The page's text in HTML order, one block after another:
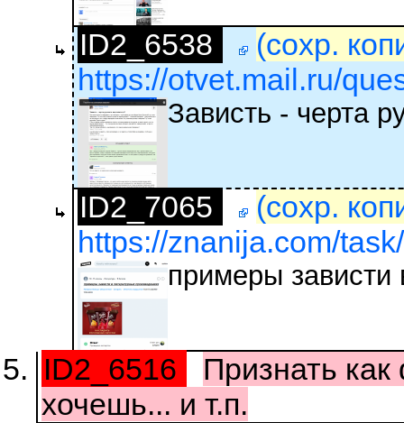
ID2_6538
(сохр.
https://otvet.mail.ru/
Зависть - черта
ID2_7065
(сохр.
https://znanija.com/
примеры зависти
ID2_6516
Признать как
хочешь... и т.п.